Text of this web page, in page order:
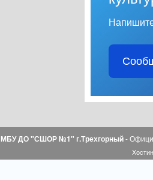
МБУ ДО "СШОР №1" г.Трехгорный-